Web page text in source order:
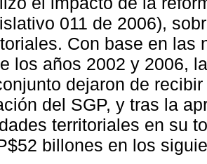
011 de 2006),
Con base en las
los años 2002 y 2006,
dejaron de
del SGP, y tras la
territoriales en su
billones en los